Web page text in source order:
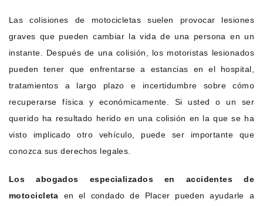
Las colisiones de motocicletas suelen provocar lesiones
graves que pueden cambiar la vida de una persona en un
instante. Después de una colisión, los motoristas lesionados
pueden tener que enfrentarse a estancias en el hospital,
tratamientos a largo plazo e incertidumbre sobre cómo
recuperarse física y económicamente. Si usted o un ser
querido ha resultado herido en una colisión en la que se ha
visto implicado otro vehículo, puede ser importante que
conozca sus derechos legales.
Los abogados especializados en accidentes de
motocicleta en el condado de Placer pueden ayudarle a